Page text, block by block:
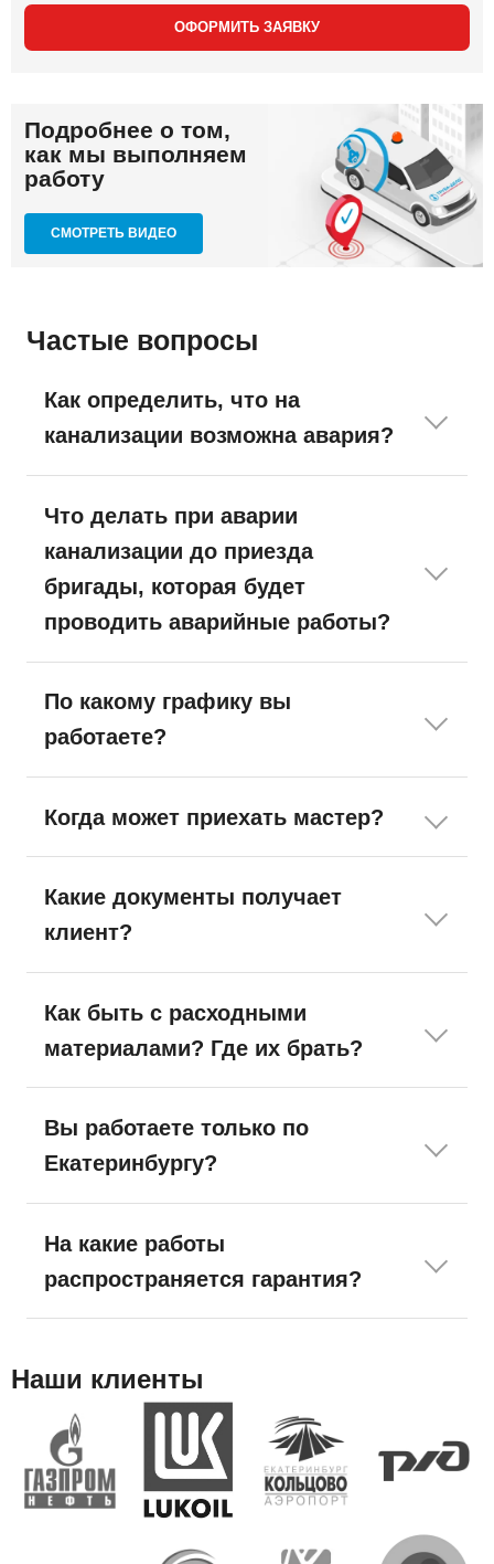
ОФОРМИТЬ ЗАЯВКУ
Подробнее о том,
как мы выполняем
работу
СМОТРЕТЬ ВИДЕО
Частые вопросы
Как определить, что на
канализации возможна авария?
Что делать при аварии
канализации до приезда
бригады, которая будет
проводить аварийные работы?
По какому графику вы
работаете?
Когда может приехать мастер?
Какие документы получает
клиент?
Как быть с расходными
материалами? Где их брать?
Вы работаете только по
Екатеринбургу?
На какие работы
распространяется гарантия?
Наши клиенты